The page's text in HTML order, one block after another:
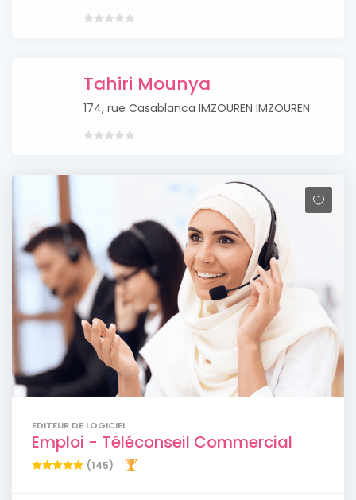
Tahiri Mounya
174, rue Casablanca IMZOUREN IMZOUREN
EDITEUR DE LOGICIEL
Emploi - Téléconseil Commercial
(145)